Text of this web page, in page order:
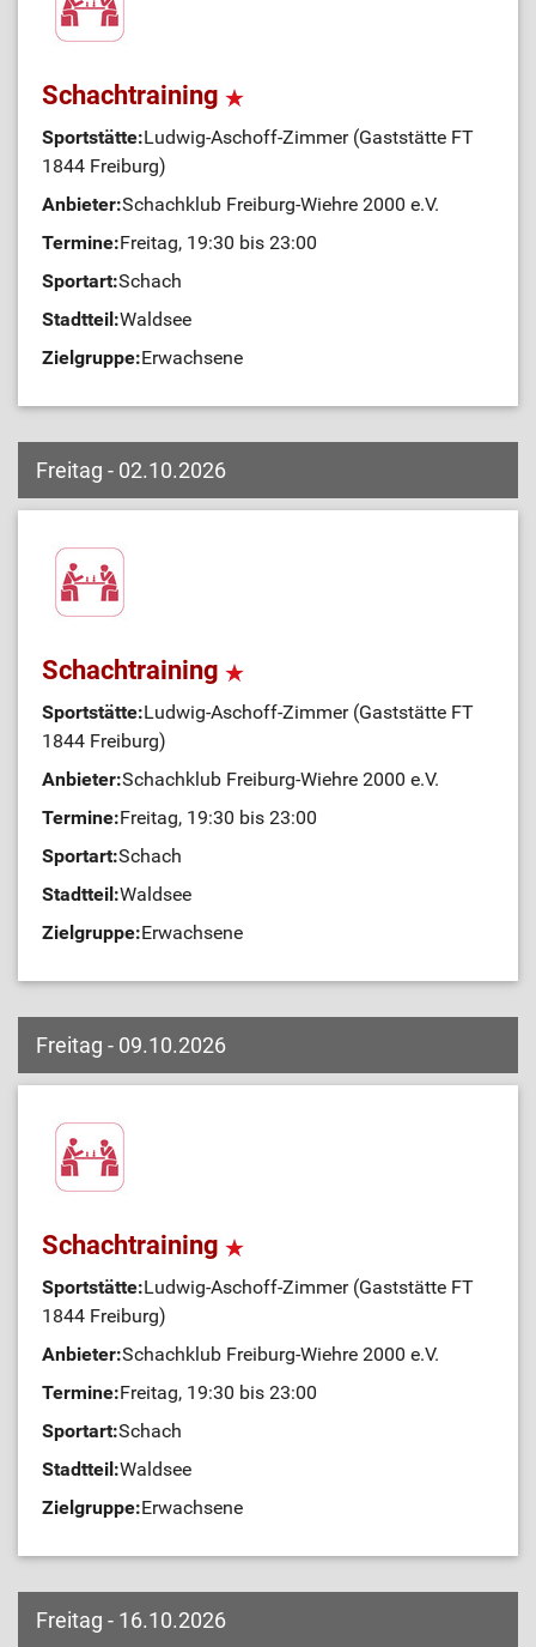
Schachtraining
Sportstätte:Ludwig-Aschoff-Zimmer (Gaststätte FT
1844 Freiburg)
Anbieter:Schachklub Freiburg-Wiehre 2000 e.V.
Termine:Freitag, 19:30 bis 23:00
Sportart:Schach
Stadtteil:Waldsee
Zielgruppe:Erwachsene
Freitag - 02.10.2026
Schachtraining
Sportstätte:Ludwig-Aschoff-Zimmer (Gaststätte FT
1844 Freiburg)
Anbieter:Schachklub Freiburg-Wiehre 2000 e.V.
Termine:Freitag, 19:30 bis 23:00
Sportart:Schach
Stadtteil:Waldsee
Zielgruppe:Erwachsene
Freitag - 09.10.2026
Schachtraining
Sportstätte:Ludwig-Aschoff-Zimmer (Gaststätte FT
1844 Freiburg)
Anbieter:Schachklub Freiburg-Wiehre 2000 e.V.
Termine:Freitag, 19:30 bis 23:00
Sportart:Schach
Stadtteil:Waldsee
Zielgruppe:Erwachsene
Freitag - 16.10.2026